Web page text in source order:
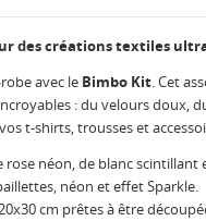
des créations textiles
avec le Bimbo Kit. Cet
: du velours doux,
t-shirts, trousses et
rose néon, de blanc scintillant
néon et effet Sparkle.
cm prêtes à être